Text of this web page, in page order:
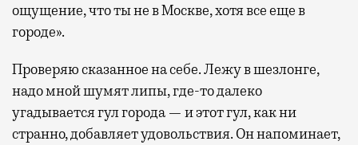
ощущение, что ты не в Москве, хотя все еще в
городе».
Проверяю сказанное на себе. Лежу в шезлонге,
надо мной шумят липы, где-то далеко
угадывается гул города — и этот гул, как ни
странно, добавляет удовольствия. Он напоминает,